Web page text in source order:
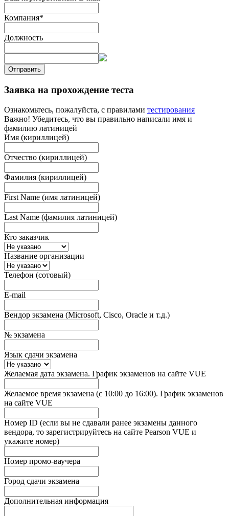
Компания*
Должность
Отправить
Заявка на прохождение теста
Ознакомьтесь, пожалуйста, с правилами тестирования
Важно! Убедитесь, что вы правильно написали имя и
фамилию латиницей
Имя (кириллицей)
Отчество (кириллицей)
Фамилия (кириллицей)
First Name (имя латиницей)
Last Name (фамилия латиницей)
Кто заказчик
Название организации
Телефон (сотовый)
E-mail
Вендор экзамена (Microsoft, Cisco, Oracle и т.д.)
№ экзамена
Язык сдачи экзамена
Желаемая дата экзамена. График экзаменов на сайте VUE
Желаемое время экзамена (с 10:00 до 16:00). График экзаменов
на сайте VUE
Номер ID (если вы не сдавали ранее экзамены данного
вендора, то зарегистрируйтесь на сайте Pearson VUE и
укажите номер)
Номер промо-ваучера
Город сдачи экзамена
Дополнительная информация